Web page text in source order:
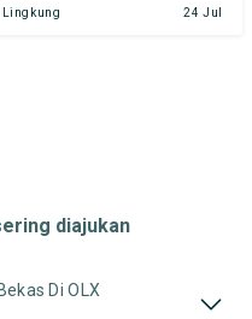
Lingkung 24 Jul
diajukan
Di OLX